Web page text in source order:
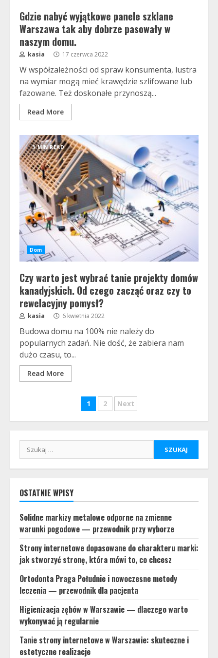
Gdzie nabyć wyjątkowe panele szklane
Warszawa tak aby dobrze pasowały w
naszym domu.
kasia 17 czerwca 2022
W współzależności od spraw konsumenta, lustra
na wymiar mogą mieć krawędzie szlifowane lub
fazowane. Też doskonałe przynoszą...
Read More
3 MIN READ
Dom
Czy warto jest wybrać tanie projekty domów
kanadyjskich. Od czego zacząć oraz czy to
rewelacyjny pomysł?
kasia 6 kwietnia 2022
Budowa domu na 100% nie należy do
popularnych zadań. Nie dość, że zabiera nam
dużo czasu, to...
Read More
Stronicowanie
wpisów
1 2 Next
Szukaj:
OSTATNIE WPISY
Solidne markizy metalowe odporne na zmienne
warunki pogodowe — przewodnik przy wyborze
Strony internetowe dopasowane do charakteru marki:
jak stworzyć stronę, która mówi to, co chcesz
Ortodonta Praga Południe i nowoczesne metody
leczenia — przewodnik dla pacjenta
Higienizacja zębów w Warszawie — dlaczego warto
wykonywać ją regularnie
Tanie strony internetowe w Warszawie: skuteczne i
estetyczne realizacje